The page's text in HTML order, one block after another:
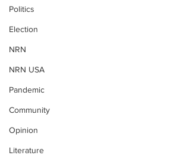
Politics
Election
NRN
NRN USA
Pandemic
Community
Opinion
Literature